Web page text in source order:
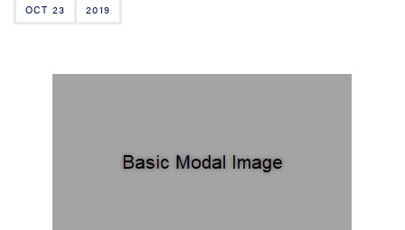
OCT 23 2019